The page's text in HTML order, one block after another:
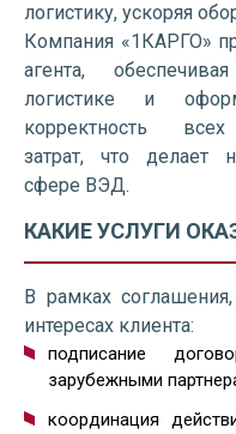
логистику, ускоряя
Компания «1КАРГО»
агента,
логистике и
корректность
затрат, что
сфере ВЭД.
КАКИЕ УСЛУГИ
В рамках
интересах клиента:
подписание
зарубежными
координация